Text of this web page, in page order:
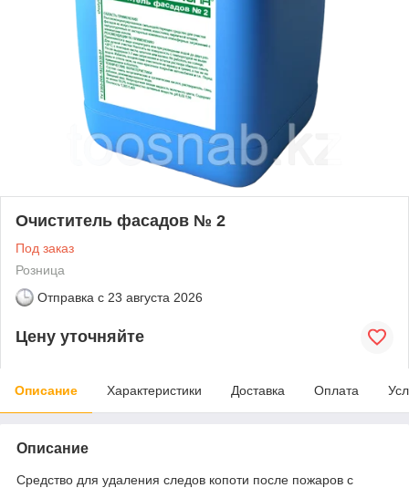
Очиститель фасадов № 2
Под заказ
Розница
Отправка с 23 августа 2026
Цену уточняйте
Описание Характеристики Доставка Оплата
Описание
Средство для удаления следов копоти после пожаров с